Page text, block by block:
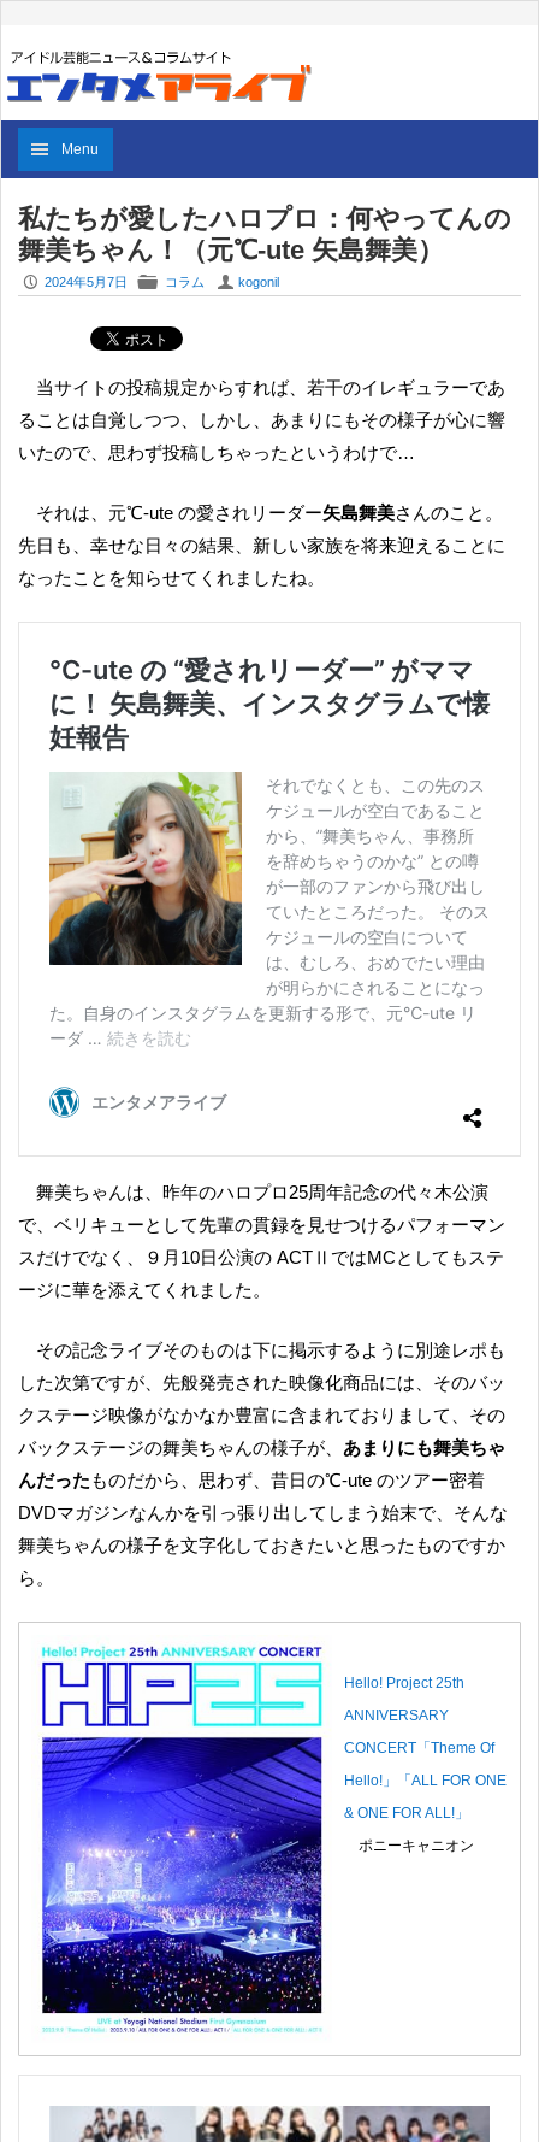
Menu
私たちが愛したハロプロ：何やってんの
舞美ちゃん！（元℃-ute 矢島舞美）
P 2024年5月7日 F コラム U kogonil
当サイトの投稿規定からすれば、若干のイレギュラーであ
ることは自覚しつつ、しかし、あまりにもその様子が心に響
いたので、思わず投稿しちゃったというわけで…
それは、元℃-ute の愛されリーダー矢島舞美さんのこと。
先日も、幸せな日々の結果、新しい家族を将来迎えることに
なったことを知らせてくれましたね。
舞美ちゃんは、昨年のハロプロ25周年記念の代々木公演
で、ベリキューとして先輩の貫録を見せつけるパフォーマン
スだけでなく、９月10日公演の ACTⅡではMCとしてもステ
ージに華を添えてくれました。
その記念ライブそのものは下に掲示するように別途レポも
した次第ですが、先般発売された映像化商品には、そのバッ
クステージ映像がなかなか豊富に含まれておりまして、その
バックステージの舞美ちゃんの様子が、 あまりにも舞美ちゃ
んだったものだから、思わず、昔日の℃-ute のツアー密着
DVDマガジンなんかを引っ張り出してしまう始末で、そんな
舞美ちゃんの様子を文字化しておきたいと思ったものですか
ら。
Hello! Project 25th
ANNIVERSARY
CONCERT「Theme Of
Hello!」「ALL FOR ONE
& ONE FOR ALL!」
ポニーキャニオン